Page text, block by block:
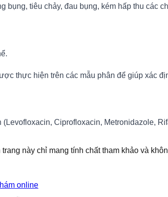
bụng, tiêu chảy, đau bụng, kém hấp thu các
thực hiện trên các mẫu phân để giúp xác
Ciprofloxacin, Metronidazole,
trang này chỉ mang tính chất tham khảo và
online